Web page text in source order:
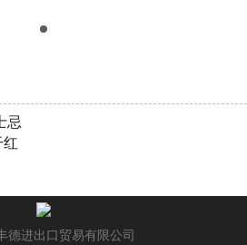
忌
进出口贸易有限公司